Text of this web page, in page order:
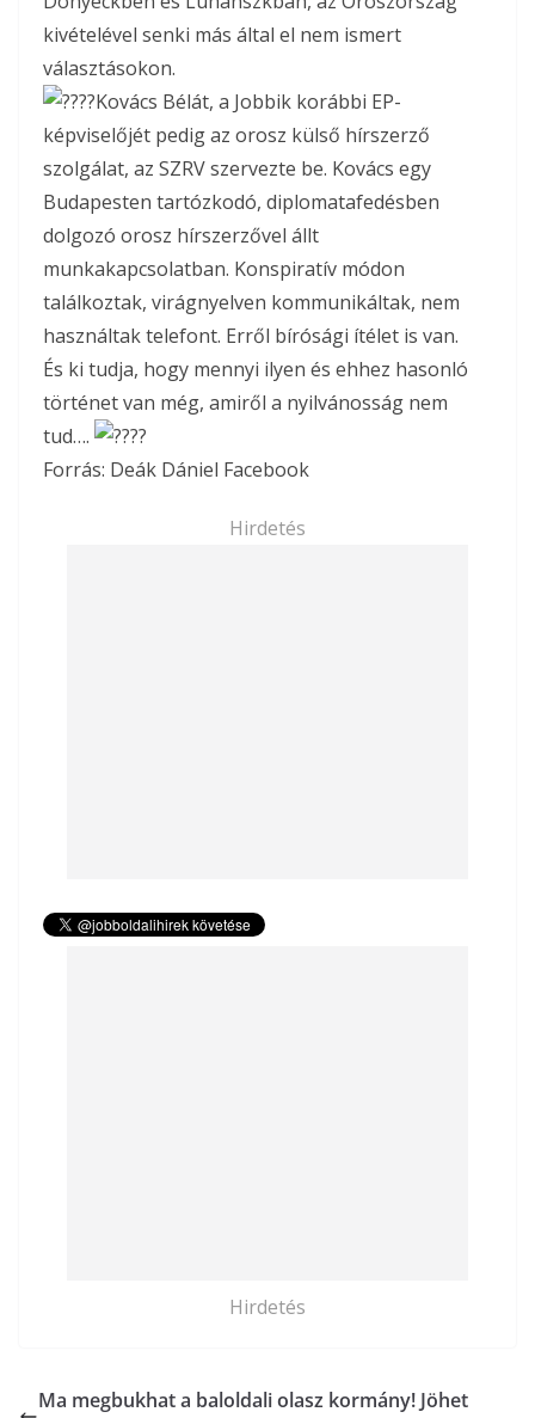
kivételével senki más által el nem ismert
választásokon.
Kovács Bélát, a Jobbik korábbi EP-
képviselőjét pedig az orosz külső hírszerző
szolgálat, az SZRV szervezte be. Kovács egy
Budapesten tartózkodó, diplomatafedésben
dolgozó orosz hírszerzővel állt
munkakapcsolatban. Konspiratív módon
találkoztak, virágnyelven kommunikáltak, nem
használtak telefont. Erről bírósági ítélet is van.
És ki tudja, hogy mennyi ilyen és ehhez hasonló
történet van még, amiről a nyilvánosság nem
tud….
Forrás: Deák Dániel Facebook
Hirdetés
Hirdetés
Ma megbukhat a baloldali olasz kormány! Jöhet